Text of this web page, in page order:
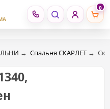
0
→ Спальня СКАРЛЕТ →